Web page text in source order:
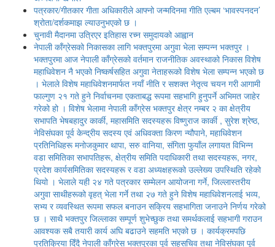
पत्रकार/गीतकार गीता अधिकारीले आफ्नो जन्मदिनमा गीति एल्बम ‘भावस्पनदन’
श्रोता/दर्शकमाझ ल्याउनुभएको छ ।
चुनावी मैदानमा उत्रिएर इतिहास रच्न समुदायको आह्वान
नेपाली काँग्रेसको निकासका लागि भक्तपुरमा अगुवा भेला सम्पन्न भक्तपुर ।
भक्तपुरमा आज नेपाली काँग्रेसको वर्तमान राजनीतिक अवस्थाको निकास विशेष
महाधिवेशन नै भएको निष्कर्षसहित अगुवा नेताहरूको विशेष भेला सम्पन्न भएको छ
। भेलाले विशेष महाधिवेशनमार्फत नयाँ नीति र सशक्त नेतृत्व चयन गरी आगामी
फाल्गुण २१ गते हुने निर्वाचनमा एकताबद्ध रूपमा सहभागि हुनुपर्ने अभिमत जाहेर
गरेको हो । विशेष भेलामा नेपाली काँग्रेस भक्तपुर क्षेत्र नम्बर २ का क्षेत्रीय
सभापति भेषबहादुर कार्की, महासमिति सदस्यहरू विष्णुराज कार्की , सुरेश श्रेष्ठ,
नेविसंघका पूर्व केन्द्रीय सदस्य एवं अधिवक्ता किरण न्यौपाने, महाधिवेशन
प्रतिनिधिहरू मनोजकुमार थापा, सरु वानिया, संगिता फुयाँल लगायत विभिन्न
वडा समितिका सभापतिहरू, क्षेत्रीय समिति पदाधिकारी तथा सदस्यहरू, नगर,
प्रदेश कार्यसमितिका सदस्यहरू र वडा अध्यक्षहरूको उल्लेख्य उपस्थिति रहेको
थियो । भेलाले यही २४ गते पत्रकार सम्मेलन आयोजना गर्ने, जिल्लास्तरीय
अगुवा साथीहरूको वृहत् भेला गर्ने तथा २७ गते हुने विशेष महाधिवेशनलाई भव्य,
सभ्य र व्यवस्थित रूपमा सफल बनाउन सक्रिय सहभागिता जनाउने निर्णय गरेको
छ । साथै भक्तपुर जिल्लाका सम्पूर्ण शुभेच्छुक तथा समर्थकलाई सहभागी गराउन
आवश्यक सबै तयारी कार्य अघि बढाउने सहमति भएको छ । कार्यक्रमपछि
प्रतिक्रिया दिँदै नेपाली काँग्रेस भक्तपुरका पूर्व सहसचिव तथा नेविसंघका पूर्व